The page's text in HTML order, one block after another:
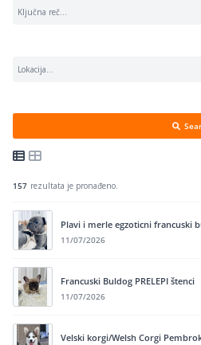
157 rezultata je pronađeno.
Plavi i merle egzoticni francuski
11/07/2026
Francuski Buldog PRELEPI štenci
11/07/2026
Velski korgi/Welsh Corgi